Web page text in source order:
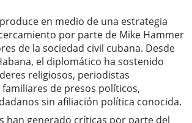
en medio de una estrategia
por parte de Mike Hammer
de la sociedad civil cubana. Desde
el diplomático ha sostenido
religiosos, periodistas
de presos políticos,
sin afiliación política conocida.
han generado críticas por parte del